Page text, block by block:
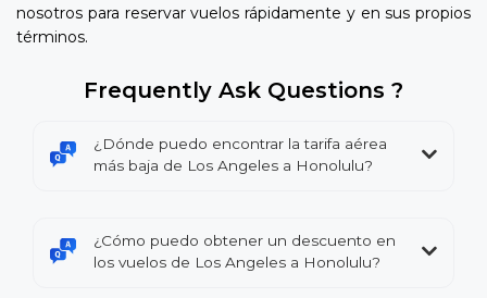
nosotros para reservar vuelos rápidamente y en sus propios
términos.
Frequently Ask Questions ?
¿Dónde puedo encontrar la tarifa aérea
más baja de Los Angeles a Honolulu?
¿Cómo puedo obtener un descuento en
los vuelos de Los Angeles a Honolulu?